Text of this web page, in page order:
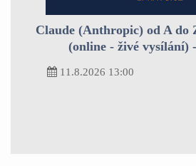
Claude (Anthropic) od A
(online - živé vysílání)
11.8.2026 13:00